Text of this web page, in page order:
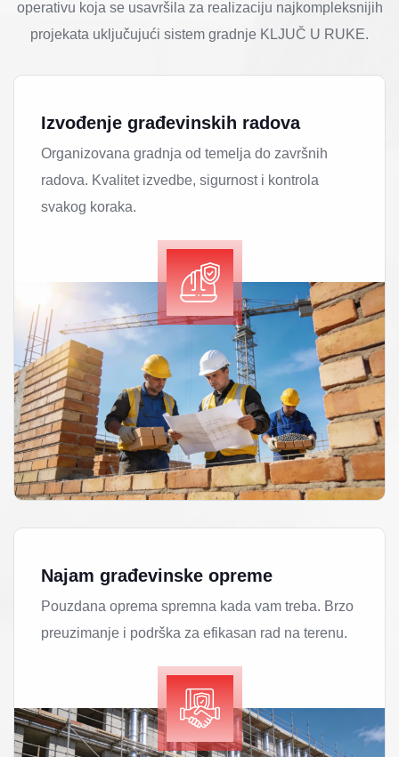
operativu koja se usavršila za realizaciju najkompleksnijih
projekata uključujući sistem gradnje KLJUČ U RUKE.
Izvođenje građevinskih radova
Organizovana gradnja od temelja do završnih
radova. Kvalitet izvedbe, sigurnost i kontrola
svakog koraka.
Najam građevinske opreme
Pouzdana oprema spremna kada vam treba. Brzo
preuzimanje i podrška za efikasan rad na terenu.